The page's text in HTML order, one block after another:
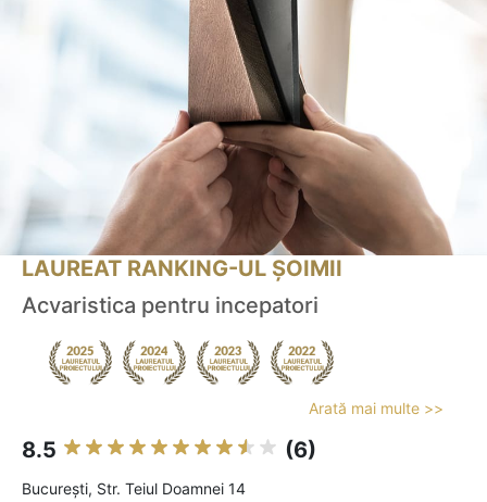
LAUREAT RANKING-UL ȘOIMII
Acvaristica pentru incepatori
Arată mai multe >>
8.5 (6)
Bucureşti, Str. Teiul Doamnei 14